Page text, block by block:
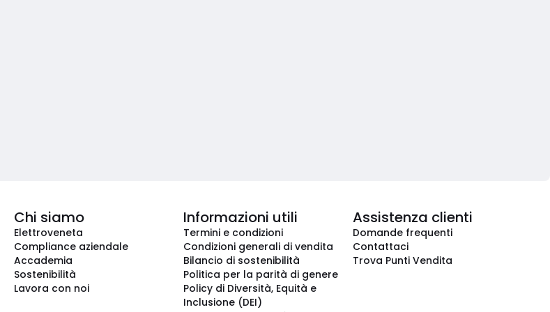
Chi siamo
Elettroveneta
Compliance aziendale
Accademia
Sostenibilità
Lavora con noi
Informazioni utili
Termini e condizioni
Condizioni generali di vendita
Bilancio di sostenibilità
Politica per la parità di genere
Policy di Diversità, Equità e
Inclusione (DEI)
Assistenza clienti
Domande frequenti
Contattaci
Trova Punti Vendita